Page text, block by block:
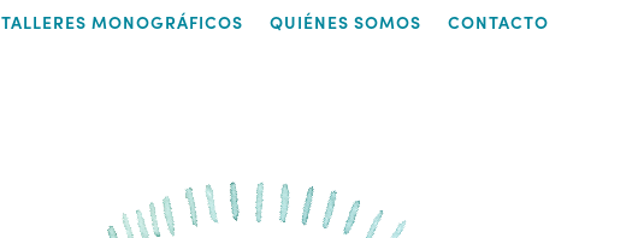
TALLERES MONOGRÁFICOS QUIÉNES SOMOS CONTACTO